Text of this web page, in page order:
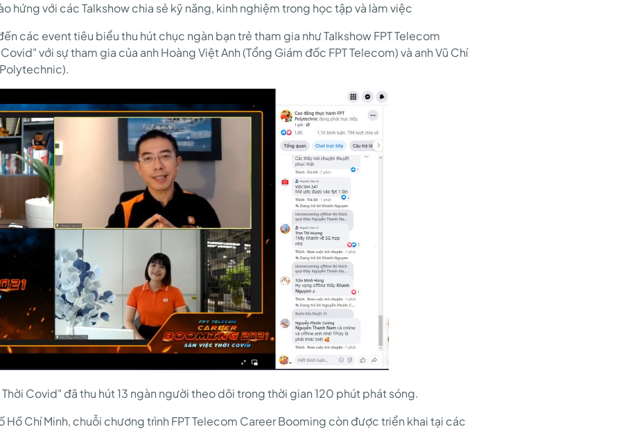
hứng với các Talkshow chia sẻ kỹ năng, kinh nghiệm trong học tập và làm việc
các event tiêu biểu thu hút chục ngàn bạn trẻ tham gia như Talkshow FPT Telecom
với sự tham gia của anh Hoàng Việt Anh (Tổng Giám đốc FPT Telecom) và anh Vũ Chí
Covid" đã thu hút 13 ngàn người theo dõi trong thời gian 120 phút phát sóng.
Hồ Chí Minh, chuỗi chương trình FPT Telecom Career Booming còn được triển khai tại các